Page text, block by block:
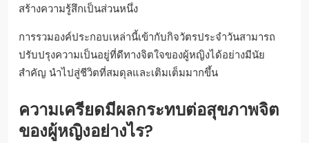
สร้างความรู้สึกเป็นส่วนหนึ่ง
การรวมองค์ประกอบเหล่านี้เข้ากับกิจวัตรประจำวันสามารถ
ปรับปรุงความเป็นอยู่ที่ดีทางจิตใจของผู้หญิงได้อย่างมีนัย
สำคัญ นำไปสู่ชีวิตที่สมดุลและเติมเต็มมากขึ้น
ความเครียดมีผลกระทบต่อสุขภาพจิต
ของผู้หญิงอย่างไร?